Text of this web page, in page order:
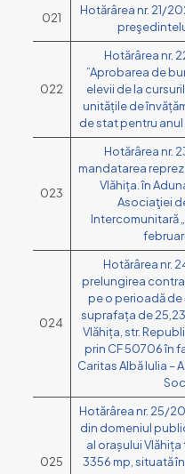
021
Hotărârea nr. 21/
022
Hotărârea nr.
”Aprobarea de
elevii de la
unitățile de
de stat pentru
023
Hotărârea nr.
mandatarea
Vlăhița. în
Asociaţiei
Intercomunitară
024
Hotărârea nr.
prelungirea
pe o perioadă de
suprafața de
Vlăhița, str.
prin CF 50706 în
Caritas Albă Iulia –
025
Hotărârea nr. 25/
din domeniul
al orașului
3356 mp, situată